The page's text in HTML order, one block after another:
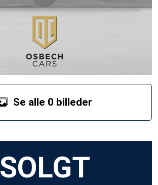
Se alle 0 billeder
SOLGT